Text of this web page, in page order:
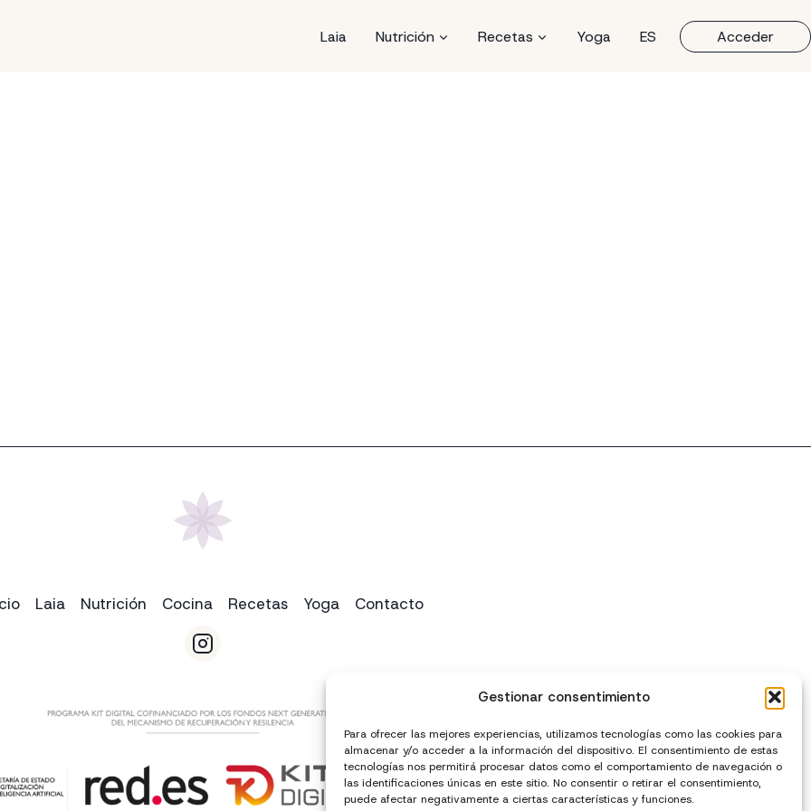
Gestionar consentimiento
Para ofrecer las mejores experiencias, utilizamos tecnologías como las cookies para
almacenar y/o acceder a la información del dispositivo. El consentimiento de estas
tecnologías nos permitirá procesar datos como el comportamiento de navegación o
las identificaciones únicas en este sitio. No consentir o retirar el consentimiento,
puede afectar negativamente a ciertas características y funciones.
Laia Nutrición Recetas Yoga ES Acceder
Laia Nutrición Cocina Recetas Yoga Contacto